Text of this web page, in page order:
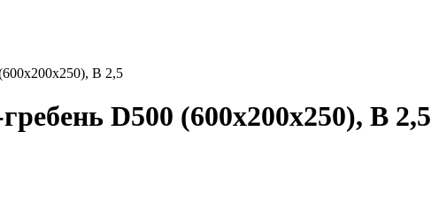
В 2,5
D500 (600х200х250), В 2,5